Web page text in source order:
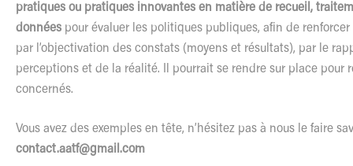
pratiques ou pratiques innovantes en matière de recueil,
données pour évaluer les politiques publiques, afin de renforcer
par l’objectivation des constats (moyens et résultats), par le
perceptions et de la réalité. Il pourrait se rendre sur place pour
concernés.
Vous avez des exemples en tête, n’hésitez pas à nous le faire
contact.aatf@gmail.com